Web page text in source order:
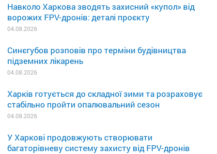
Навколо Харкова зводять захисний «купол» від
ворожих FPV-дронів: деталі проєкту
04.08.2026
Синєгубов розповів про терміни будівництва
підземних лікарень
04.08.2026
Харків готується до складної зими та розраховує
стабільно пройти опалювальний сезон
04.08.2026
У Харкові продовжують створювати
багаторівневу систему захисту від FPV-дронів